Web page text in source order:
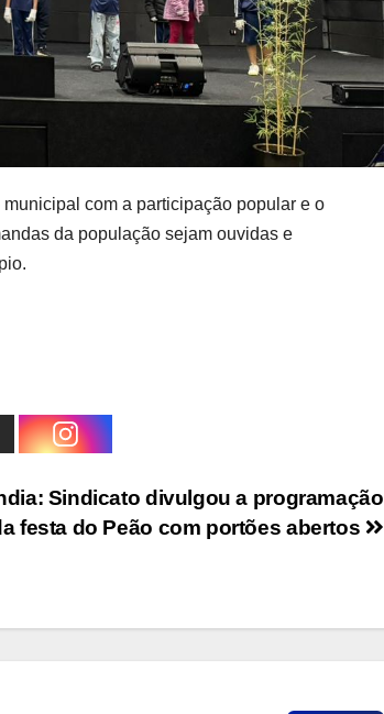
com a participação popular e o
da população sejam ouvidas e
Sindicato divulgou a programação
festa do Peão com portões abertos